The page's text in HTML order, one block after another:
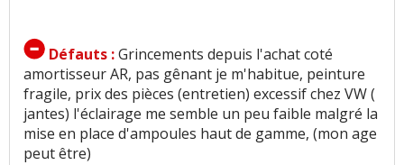
Défauts :Grincements depuis l'achat coté
amortisseur AR, pas gênant je m'habitue, peinture
fragile, prix des pièces (entretien) excessif chez VW (
jantes) l'éclairage me semble un peu faible malgré la
mise en place d'ampoules haut de gamme, (mon age
peut être)